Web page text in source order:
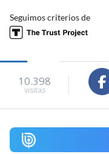
Seguimos criterios de
10.398
visitas